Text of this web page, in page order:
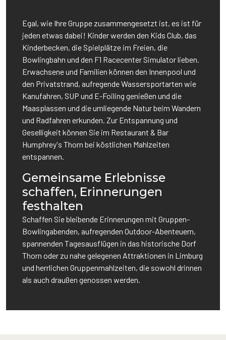
Egal, wie Ihre Gruppe zusammengesetzt ist, es ist für
jeden etwas dabei! Kinder werden den Kids Club, das
Kinderbecken, die Spielplätze im Freien, die
Bowlingbahn und den F1 Racecenter Simulator lieben.
Erwachsene und Familien können den Innenpool und
den Privatstrand, aufregende Wassersportarten wie
Kanufahren, SUP und E-Foiling genießen und die
Maasplassen und die umliegende Natur beim Wandern
und Radfahren erkunden. Zur Entspannung und
Geselligkeit können Sie im Restaurant & Bar
Humphrey's Thorn bei köstlichen Mahlzeiten
entspannen.
Gemeinsame Erlebnisse
schaffen, Erinnerungen
festhalten
Schaffen Sie bleibende Erinnerungen mit Gruppen-
Bowlingabenden, aufregenden Outdoor-Abenteuern,
spannenden Tagesausflügen in das historische Dorf
Thorn oder zu nahe gelegenen Attraktionen in Limburg
und herrlichen Gruppenmahlzeiten, die sowohl drinnen
als auch draußen genossen werden.